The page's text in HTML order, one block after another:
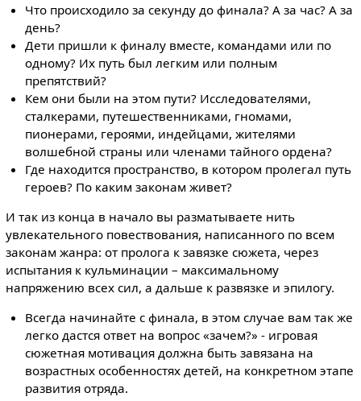
Что происходило за секунду до финала? А за час? А за
день?
Дети пришли к финалу вместе, командами или по
одному? Их путь был легким или полным
препятствий?
Кем они были на этом пути? Исследователями,
сталкерами, путешественниками, гномами,
пионерами, героями, индейцами, жителями
волшебной страны или членами тайного ордена?
Где находится пространство, в котором пролегал путь
героев? По каким законам живет?
И так из конца в начало вы разматываете нить
увлекательного повествования, написанного по всем
законам жанра: от пролога к завязке сюжета, через
испытания к кульминации – максимальному
напряжению всех сил, а дальше к развязке и эпилогу.
Всегда начинайте с финала, в этом случае вам так же
легко дастся ответ на вопрос «зачем?» - игровая
сюжетная мотивация должна быть завязана на
возрастных особенностях детей, на конкретном этапе
развития отряда.